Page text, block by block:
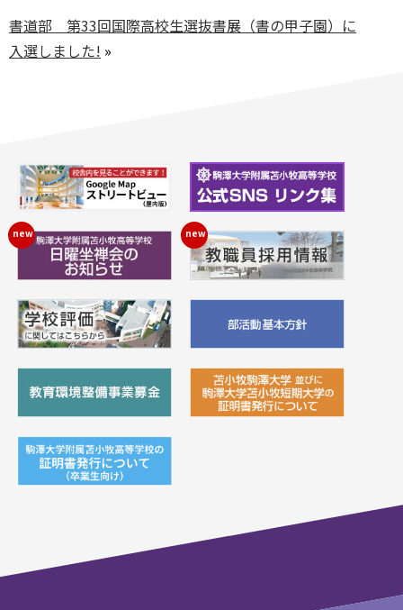
書道部 第33回国際高校生選抜書展（書の甲子園）に
入選しました! »